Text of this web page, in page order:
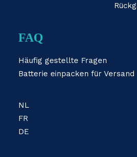
FAQ
Häufig gestellte Fragen
Batterie einpacken für Versand
NL
FR
DE